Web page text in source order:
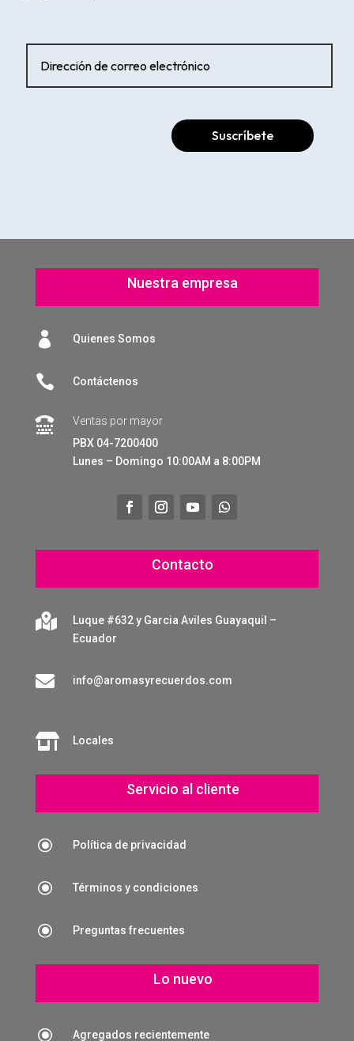
Suscríbete
Nuestra empresa
 Quienes Somos
 Contáctenos

Ventas por mayor
PBX 04-7200400
Lunes – Domingo 10:00AM a 8:00PM
Contacto

Luque #632 y Garcia Aviles Guayaquil –
Ecuador
 info@aromasyrecuerdos.com
 Locales
Servicio al cliente
\ Política de privacidad
\ Términos y condiciones
\ Preguntas frecuentes
Lo nuevo
\ Agregados recientemente